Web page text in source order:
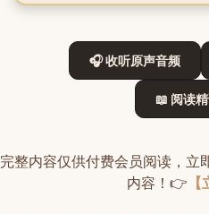
🎧 收听原声音频
📖 阅读
完整内容仅供付费会员阅读，立
内容！👉